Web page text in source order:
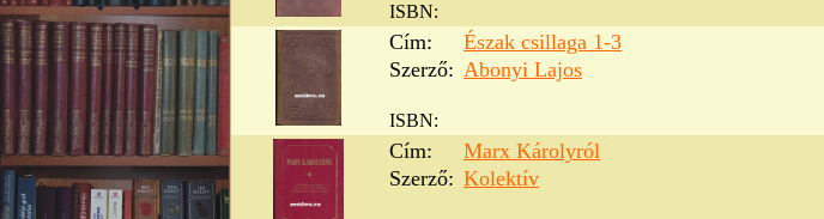
ISBN:
Cím:
Észak csillaga 1-3
Szerző: Abonyi Lajos
ISBN:
Cím:
Marx Károlyról
Szerző: Kolektív